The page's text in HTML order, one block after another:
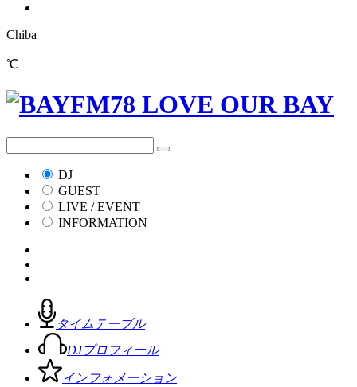
Chiba
℃
DJ
GUEST
LIVE / EVENT
INFORMATION
タイムテーブル
DJプロフィール
インフォメーション